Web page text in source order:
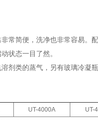
简便，洗净也非常容易。
状态一目了然。
类的蒸气，另有玻璃冷凝
UT-4000A UT-